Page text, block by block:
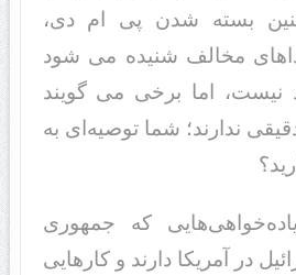
بسته شد‌‌ن پی ام د‌‌ی،
مخالف شنید‌‌ه می شود‌‌
نیست، اما برخی می گویند‌‌
ند‌‌ارند‌‌؛ شما توصیه‌ای به
که جمهوری
د‌‌ر آمریکا د‌‌ارند‌‌ و کارهایی